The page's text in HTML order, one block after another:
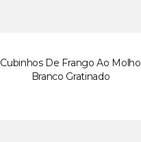
Cubinhos De Frango Ao Molho
Branco Gratinado